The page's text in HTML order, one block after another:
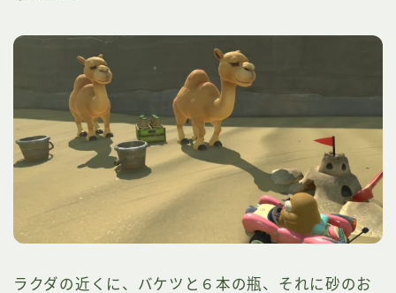
ラクダの近くに、バケツと６本の瓶、それに砂のお